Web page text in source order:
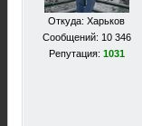
Откуда: Харьков
Сообщений: 10 346
Репутация: 1031